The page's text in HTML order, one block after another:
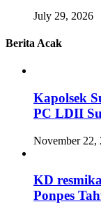
July 29, 2026
Berita Acak
Kapolsek
PC LDII
November 22,
KD
Ponpes